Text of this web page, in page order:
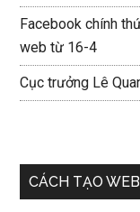
Facebook chính
web từ 16-4
Cục trưởng Lê
CÁCH TẠO